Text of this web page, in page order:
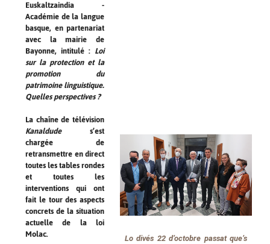
Euskaltzaindia -
Académie de la langue
basque, en partenariat
avec la mairie de
Bayonne, intitulé : Loi
sur la protection et la
promotion du
patrimoine linguistique.
Quelles perspectives ?
La chaîne de télévision
Kanaldudes’est
chargée de
retransmettre en direct
toutes les tables rondes
et toutes les
interventions qui ont
fait le tour des aspects
concrets de la situation
actuelle de la loi
Molac.
Lo divés 22 d’octobre passat que’s